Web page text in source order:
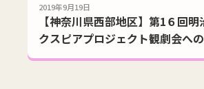
2019年9月19日
【神奈川県西部地区】第1６回
クスピアプロジェクト観劇会へ